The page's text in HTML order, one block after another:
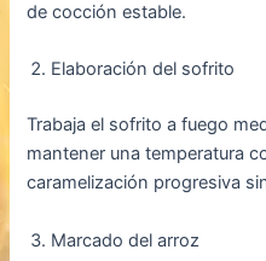
de cocción estable.
Elaboración del sofrito
Trabaja el sofrito a fuego
mantener una temperatura
caramelización progresiva
Marcado del arroz